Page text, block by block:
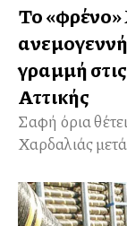
Το
γραμμή
Αττικής
Σαφή όρια
Χαρδαλιάς